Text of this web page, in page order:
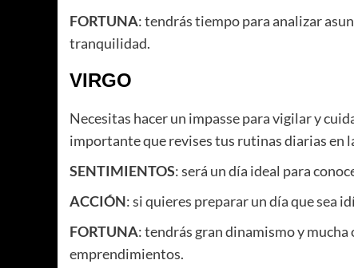
FORTUNA: tendrás tiempo para analizar
tranquilidad.
VIRGO
Necesitas hacer un impasse para vigilar y
importante que revises tus rutinas diarias en
SENTIMIENTOS: será un día ideal para
ACCIÓN: si quieres preparar un día que sea
FORTUNA: tendrás gran dinamismo y
emprendimientos.